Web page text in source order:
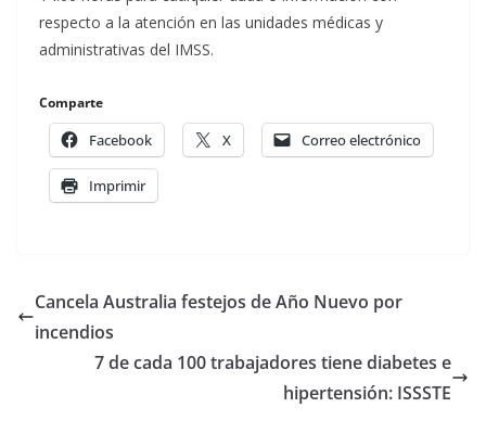
respecto a la atención en las unidades médicas y
administrativas del IMSS.
Comparte
Facebook X Correo electrónico
Imprimir
Cancela Australia festejos de Año Nuevo por
incendios
7 de cada 100 trabajadores tiene diabetes e
hipertensión: ISSSTE